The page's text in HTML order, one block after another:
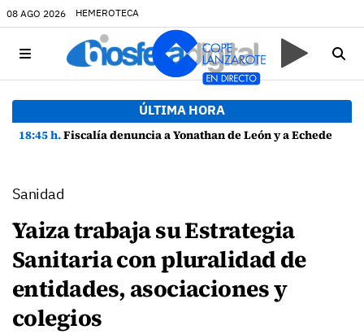
08 AGO 2026 HEMEROTECA
ÚLTIMA HORA
18:45 h.Fiscalía denuncia a Yonathan de León y a Echedey Eugenio por presuntas anomalías en contratos festivos
Sanidad
Yaiza trabaja su Estrategia
Sanitaria con pluralidad de
entidades, asociaciones y
colegios